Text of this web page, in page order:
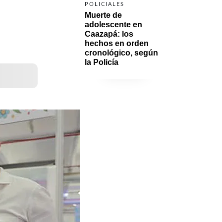
POLICIALES
Muerte de
adolescente en
Caazapá: los
hechos en orden
cronológico, según
la Policía